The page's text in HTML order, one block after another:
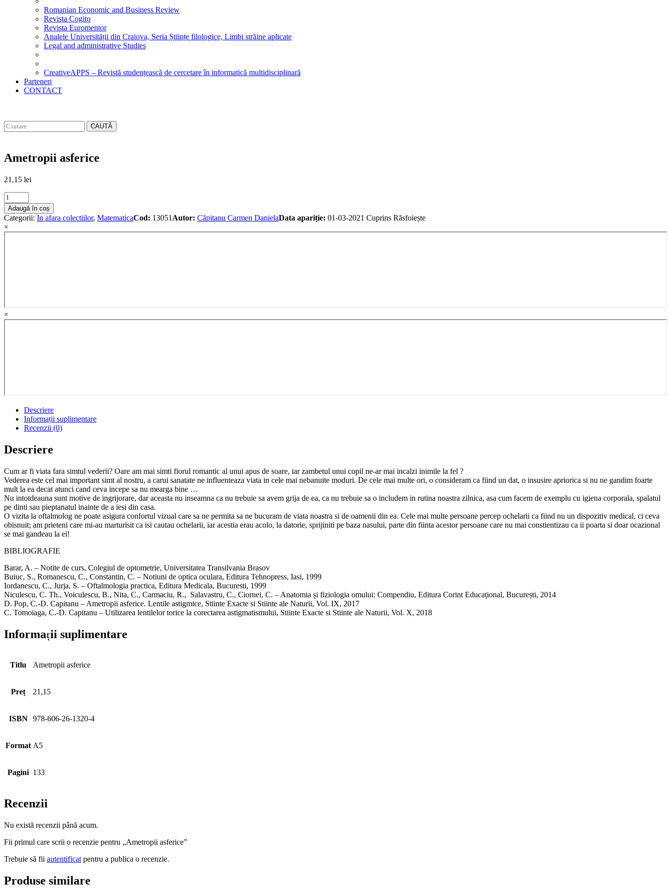
Romanian Economic and Business Review
Revista Cogito
Revista Euromentor
Analele Universității din Craiova, Seria Științe filologice, Limbi străine aplicate
Legal and administrative Studies
CreativeAPPS – Revistă studențească de cercetare în informatică multidisciplinară
Parteneri
CONTACT
CAUTĂ
Ametropii asferice
21,15 lei
Ametropii
asferice
quantity
Adaugă în coș
Categorii: In afara colectiilor, MatematicaCod: 13051 Autor: Căpitanu Carmen DanielaData apariție: 01-03-2021 Cuprins Răsfoiește
×
×
Descriere
Informații suplimentare
Recenzii (0)
Descriere
Cum ar fi viata fara simtul vederii? Oare am mai simti fiorul romantic al unui apus de soare, iar zambetul unui copil ne-ar mai incalzi inimile la fel ?
Vederea este cel mai important simt al nostru, a carui sanatate ne influenteaza viata in cele mai nebanuite moduri. De cele mai multe ori, o consideram ca fiind un dat, o insusire apriorica si nu ne gandim foarte
mult la ea decat atunci cand ceva incepe sa nu mearga bine …
Nu intotdeauna sunt motive de ingrijorare, dar aceasta nu inseamna ca nu trebuie sa avem grija de ea, ca nu trebuie sa o includem in rutina noastra zilnica, asa cum facem de exemplu cu igiena corporala, spalatul
pe dinti sau pieptanatul inainte de a iesi din casa.
O vizita la oftalmolog ne poate asigura confortul vizual care sa ne permita sa ne bucuram de viata noastra si de oamenii din ea. Cele mai multe persoane percep ochelarii ca fiind nu un dispozitiv medical, ci ceva
obisnuit; am prieteni care mi-au marturisit ca isi cautau ochelarii, iar acestia erau acolo, la datorie, sprijiniti pe baza nasului, parte din fiinta acestor persoane care nu mai constientizau ca ii poarta si doar ocazional
se mai gandeau la ei!
BIBLIOGRAFIE
Barar, A. – Notite de curs, Colegiul de optometrie, Universitatea Transilvania Brasov
Buiuc, S., Romanescu, C., Constantin, C. – Notiuni de optica oculara, Editura Tehnopress, Iasi, 1999
Iordanescu, C., Jurja, S. – Oftalmologia practica, Editura Medicala, Bucuresti, 1999
Niculescu, C. Th., Voiculescu, B., Nita, C., Carmaciu, R., Salavastru, C., Ciornei, C. – Anatomia și fiziologia omului: Compendiu, Editura Corint Educațional, București, 2014
D. Pop, C.-D. Capitanu – Ametropii asferice. Lentile astigmice, Stiinte Exacte si Stiinte ale Naturii, Vol. IX, 2017
C. Tomoiaga, C.-D. Capitanu – Utilizarea lentilelor torice la corectarea astigmatismului, Stiinte Exacte si Stiinte ale Naturii, Vol. X, 2018
Informații suplimentare
Titlu Ametropii asferice
Preț 21,15
ISBN 978-606-26-1320-4
Format A5
Pagini 133
Recenzii
Nu există recenzii până acum.
Fii primul care scrii o recenzie pentru „Ametropii asferice”
Trebuie să fii autentificat pentru a publica o recenzie.
Produse similare